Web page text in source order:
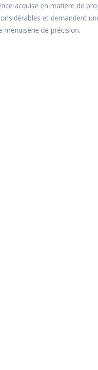
acquise en matière de
et demandent
menuiserie de précision.